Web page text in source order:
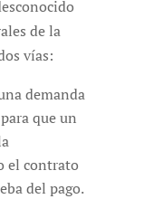
de la
vías:
demanda
que un
el contrato
del pago.